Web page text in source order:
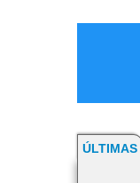
ÚLTIMAS